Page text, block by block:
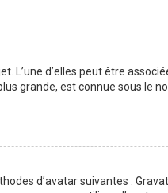
L’une d’elles peut être
grande, est connue sous le
d’avatar suivantes :